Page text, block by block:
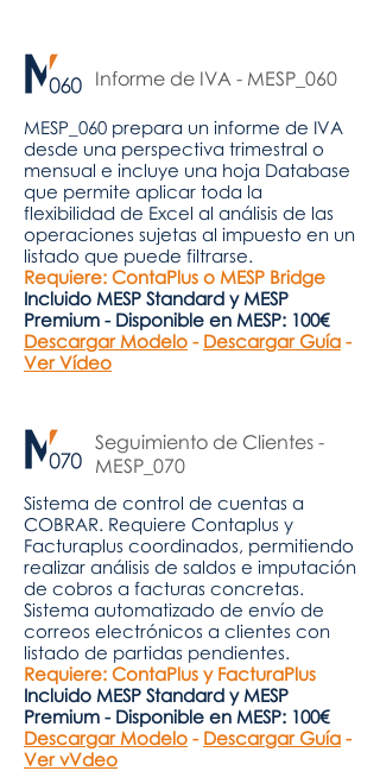
Informe de IVA - MESP_060
MESP_060 prepara un informe de IVA
desde una perspectiva trimestral o
mensual e incluye una hoja Database
que permite aplicar toda la
flexibilidad de Excel al análisis de las
operaciones sujetas al impuesto en un
listado que puede filtrarse.
Requiere: ContaPlus o MESP Bridge
Incluido MESP Standard y MESP
Premium - Disponible en MESP: 100€
Descargar Modelo - Descargar Guía -
Ver Vídeo
Seguimiento de Clientes -
MESP_070
Sistema de control de cuentas a
COBRAR. Requiere Contaplus y
Facturaplus coordinados, permitiendo
realizar análisis de saldos e imputación
de cobros a facturas concretas.
Sistema automatizado de envío de
correos electrónicos a clientes con
listado de partidas pendientes.
Requiere: ContaPlus y FacturaPlus
Incluido MESP Standard y MESP
Premium - Disponible en MESP: 100€
Descargar Modelo - Descargar Guía -
Ver vVdeo